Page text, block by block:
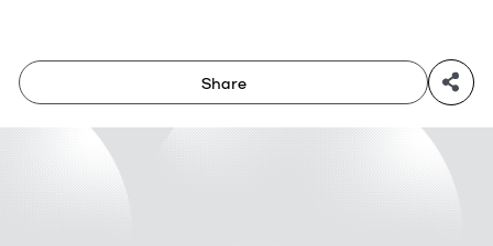
Москальченком, IT-директором компанії «Євромікс», про
те, як їхня команда впроваджує AI у бізнес-процеси.
Ділимось розмовою, в якій вони розповідають, як це
також якої управлінської логіки потребує така
трансформація.
Share